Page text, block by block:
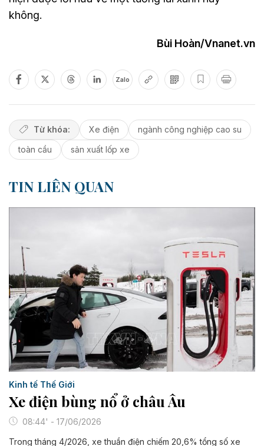
không.
Bùi Hoàn/Vnanet.vn
Zalo
Từ khóa: Xe điện
ngành công nghiệp cao su
toàn cầu
sản xuất lốp xe
TIN LIÊN QUAN
Kinh tế Thế Giới
Xe điện bùng nổ ở châu Âu
08:44' - 17/06/2026
Trong tháng 4/2026, xe thuần điện chiếm 20,6% tổng số xe